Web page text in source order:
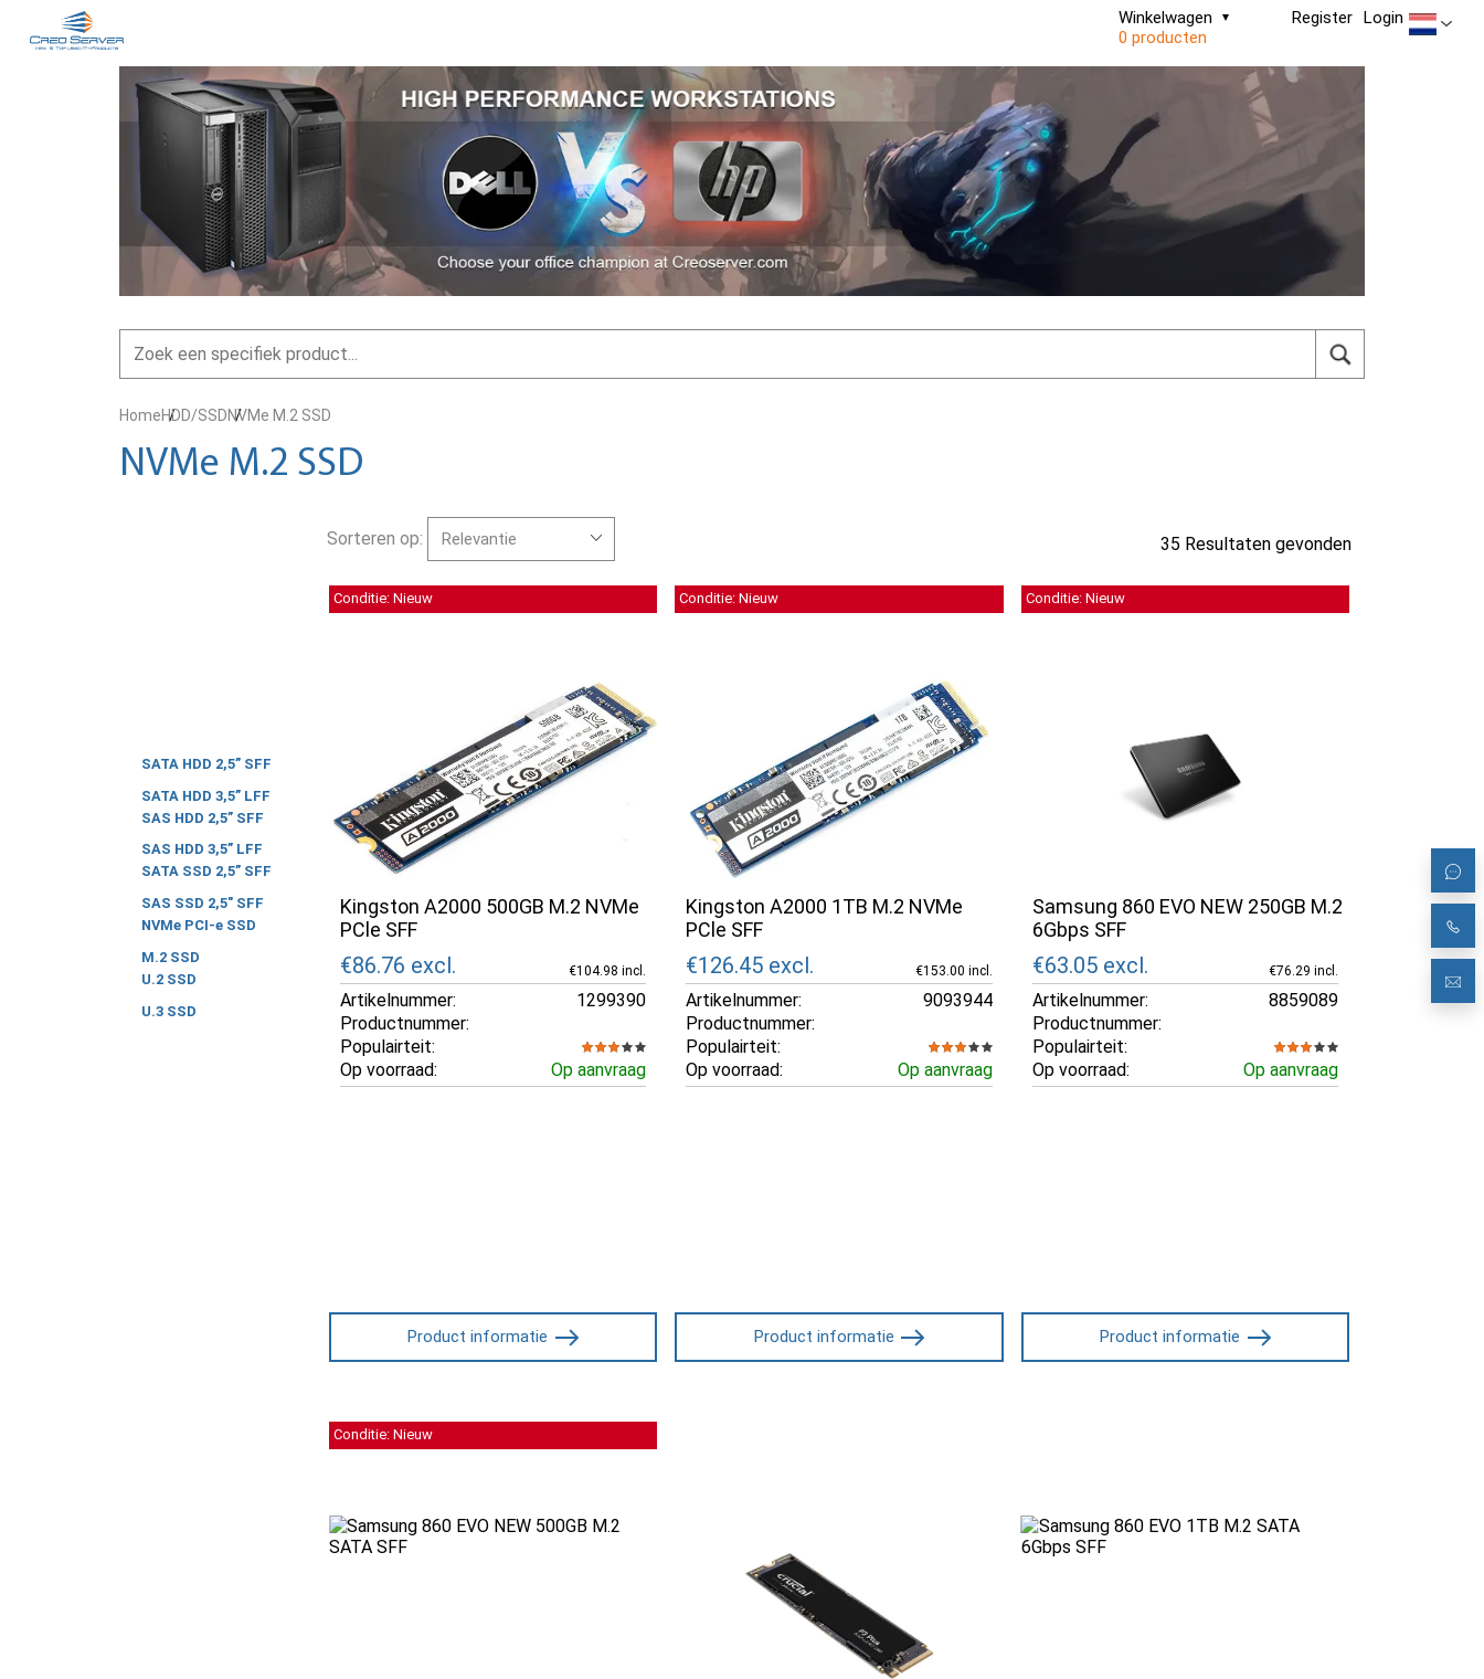
Register Login
Winkelwagen
0 producten
HomeHDD/SSDNVMe M.2 SSD
NVMe M.2 SSD
SATA HDD 2,5” SFF
SATA HDD 3,5” LFF
SAS HDD 2,5” SFF
SAS HDD 3,5” LFF
SATA SSD 2,5” SFF
SAS SSD 2,5" SFF
NVMe PCI-e SSD
M.2 SSD
U.2 SSD
U.3 SSD
Sorteren op: 35 Resultaten gevonden
Kingston A2000 500GB M.2 NVMe
PCle SFF
€86.76 excl. €104.98 incl.
Artikelnummer:
1299390
Productnummer:
Populairteit:
Op voorraad:
Op aanvraag
Conditie: Nieuw
Product informatie
Kingston A2000 1TB M.2 NVMe
PCle SFF
€126.45 excl. €153.00 incl.
Artikelnummer:
9093944
Productnummer:
Populairteit:
Op voorraad:
Op aanvraag
Conditie: Nieuw
Product informatie
Samsung 860 EVO NEW 250GB M.2
6Gbps SFF
€63.05 excl. €76.29 incl.
Artikelnummer:
8859089
Productnummer:
Populairteit:
Op voorraad:
Op aanvraag
Conditie: Nieuw
Product informatie
Conditie: Nieuw